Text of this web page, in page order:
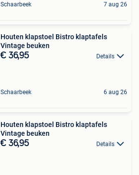
Schaarbeek 7 aug 26
Houten klapstoel Bistro klaptafels
Vintage beuken
€ 36,95 Details
Schaarbeek 6 aug 26
Houten klapstoel Bistro klaptafels
Vintage beuken
€ 36,95 Details